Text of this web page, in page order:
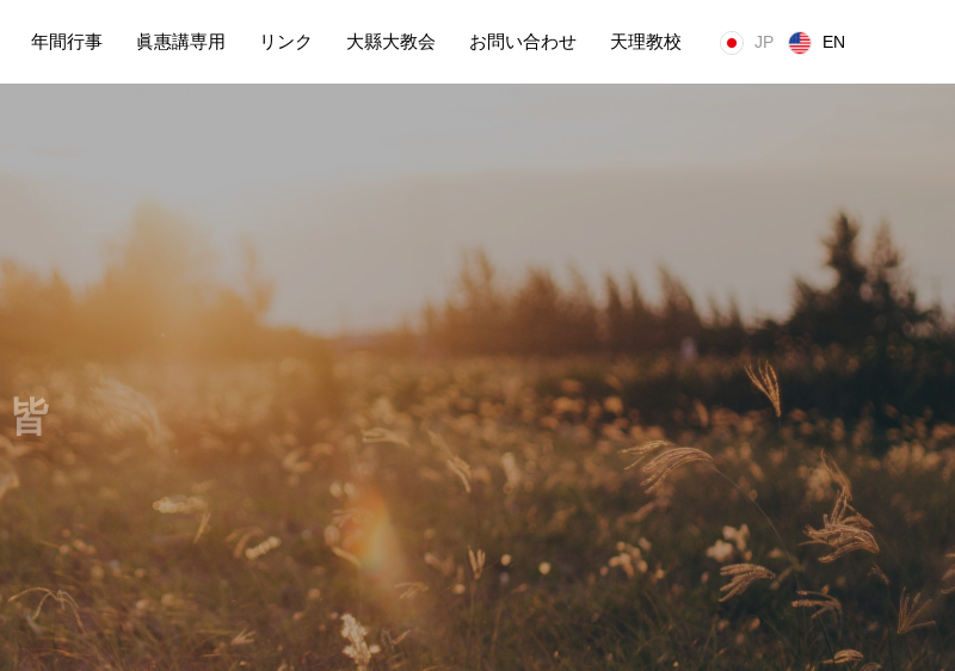
年間行事 眞惠講専用 リンク 大縣大教会 お問い合わせ 天理教校 JP EN
皆、吉い日やで